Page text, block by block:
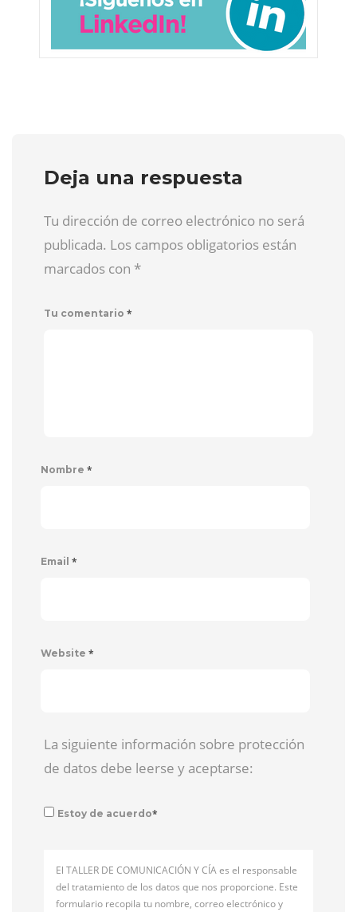
Deja una respuesta
Tu dirección de correo electrónico no será
publicada. Los campos obligatorios están
marcados con *
Tu comentario *
Nombre *
Email *
Website *
La siguiente información sobre protección
de datos debe leerse y aceptarse:
Estoy de acuerdo*
El TALLER DE COMUNICACIÓN Y CÍA es el responsable
del tratamiento de los datos que nos proporcione. Este
formulario recopila tu nombre, correo electrónico y